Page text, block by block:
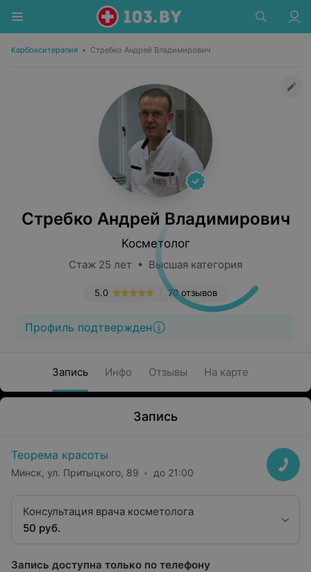
Карбокситерапия • Стребко Андрей Владимирович
Стребко Андрей Владимирович
Косметолог
Стаж 25 лет • Высшая категория
70 отзывов
5.0
Профиль подтвержден
Запись Инфо Отзывы На карте
Запись
Теорема красоты
Минск, ул. Притыцкого, 89 до 21:00
Консультация врача косметолога
50 руб.
Запись доступна только по телефону